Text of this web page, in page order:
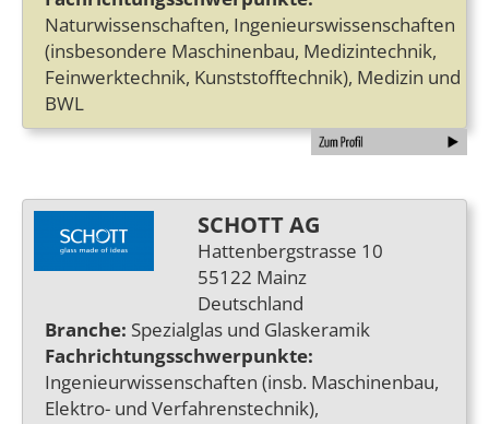
Naturwissenschaften, Ingenieurswissenschaften
(insbesondere Maschinenbau, Medizintechnik,
Feinwerktechnik, Kunststofftechnik), Medizin und
BWL
SCHOTT AG
Hattenbergstrasse 10
55122 Mainz
Deutschland
Branche: Spezialglas und Glaskeramik
Fachrichtungsschwerpunkte:
Ingenieurwissenschaften (insb. Maschinenbau,
Elektro- und Verfahrenstechnik),